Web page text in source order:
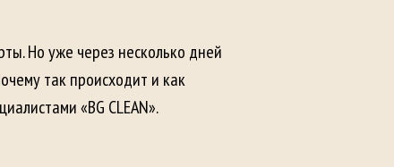
Но уже через несколько дней
так происходит и как
«BG CLEAN».